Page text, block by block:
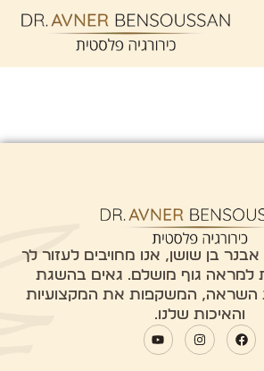
בן שושן, אנו מחויבים לעזור לך
למראה גוף מושלם. גאים בהשגת
השראה, המשקפות את המקצועיות
והאיכות שלנו.